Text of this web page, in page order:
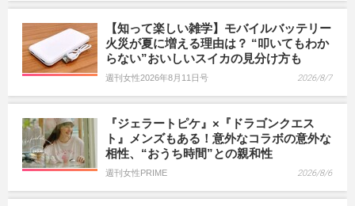
【知って楽しい雑学】モバイルバッテリー
火災が夏に増える理由は？ “叩いてもわか
らない”おいしいスイカの見分け方も
週刊女性2026年8月11日号 2026/8/7
『ジェラートピケ』×『ドラゴンクエス
ト』メンズもある！意外なコラボの意外な
相性、“おうち時間”との親和性
週刊女性PRIME 2026/8/6